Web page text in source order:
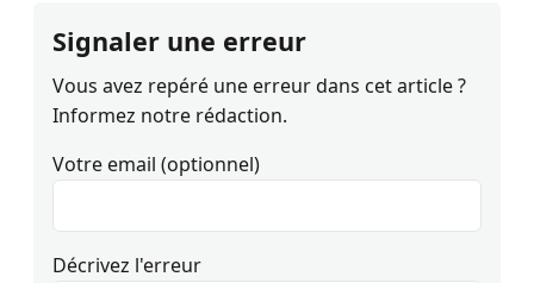
Signaler une erreur
Vous avez repéré une erreur dans cet article ?
Informez notre rédaction.
Votre email (optionnel)
Décrivez l'erreur